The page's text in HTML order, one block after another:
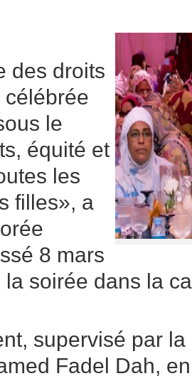
des droits
célébrée
le
équité et
les
filles», a
8 mars
la soirée dans la
supervisé par
Fadel Dah,